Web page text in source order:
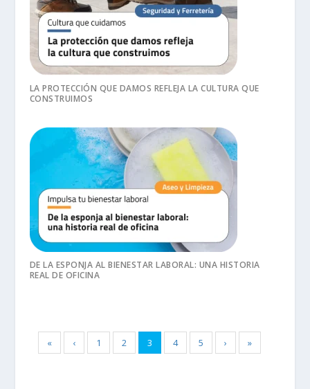
LA PROTECCIÓN QUE DAMOS REFLEJA LA CULTURA QUE
CONSTRUIMOS
DE LA ESPONJA AL BIENESTAR LABORAL: UNA HISTORIA
REAL DE OFICINA
« ‹ 1 2 3 4 5 › »